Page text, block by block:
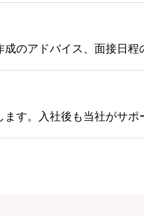
のアドバイス、面接日程
す。入社後も当社がサポ